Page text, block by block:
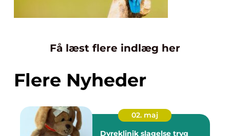
Få læst flere indlæg her
Flere Nyheder
02. maj
Dyreklinik slagelse tryg